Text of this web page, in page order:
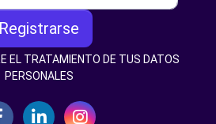
Registrarse
EL TRATAMIENTO DE TUS DATOS
PERSONALES